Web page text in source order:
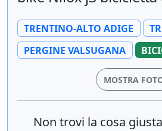
TRENTINO-ALTO ADIGE
PERGINE VALSUGANA
MOSTRA
Non trovi la cosa